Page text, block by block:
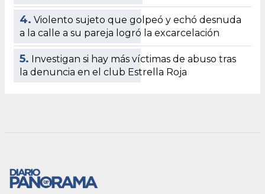
4. Violento sujeto que golpeó y echó desnuda
a la calle a su pareja logró la excarcelación
5. Investigan si hay más víctimas de abuso tras
la denuncia en el club Estrella Roja